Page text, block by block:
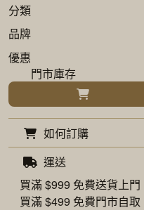
分類
品牌
優惠
門市庫存
如何訂購
運送
買滿 $999 免費送貨上門
買滿 $499 免費門市自取